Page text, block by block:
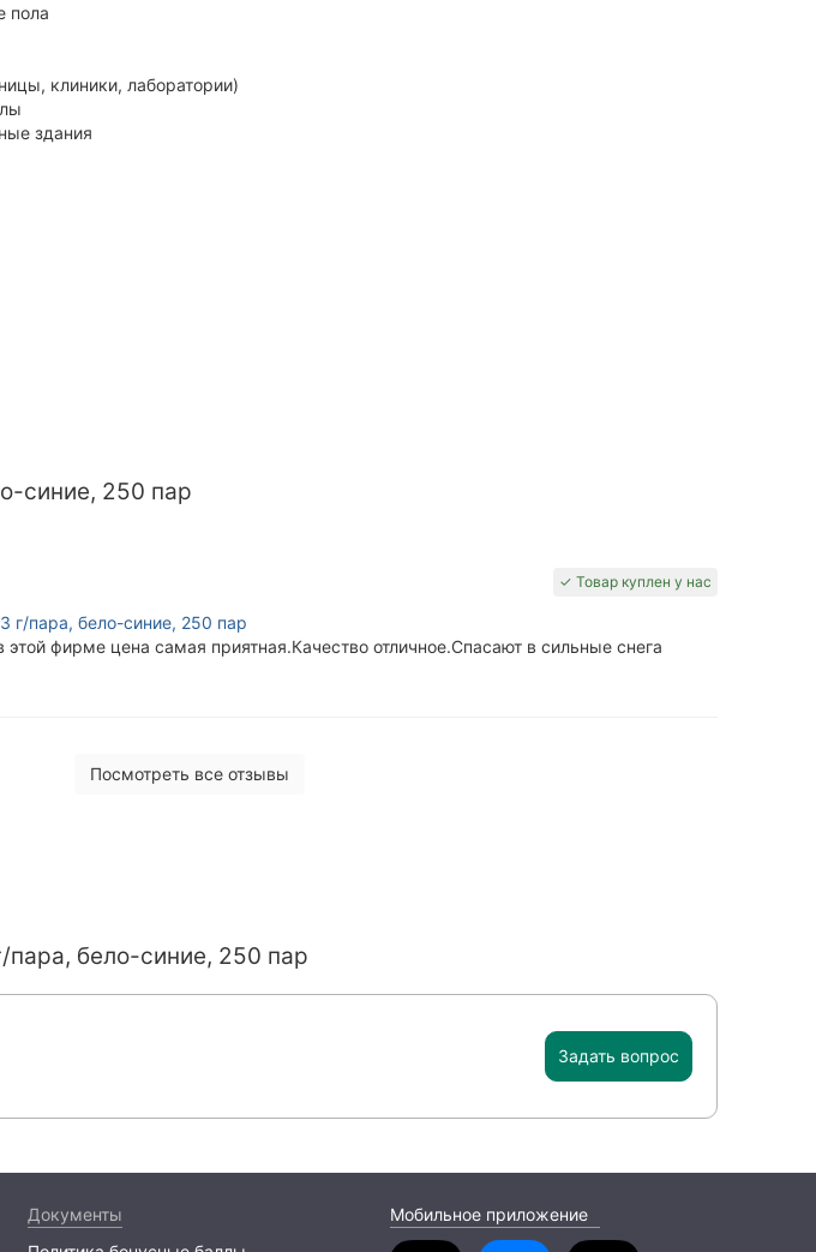
пола
клиники, лаборатории)
здания
синие, 250 пар
✓ Товар куплен у нас
г/пара, бело-синие, 250 пар
фирме цена самая приятная.Качество отличное.Спасают в сильные снега
Посмотреть все отзывы
бело-синие, 250 пар
Задать вопрос
Документы
Мобильное приложение